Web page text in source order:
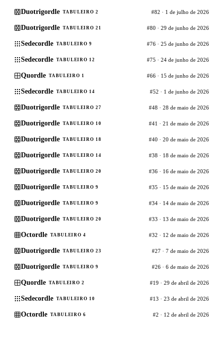
Duotrigordle TABULEIRO 2 #82 · 1 de julho de 2026
Duotrigordle TABULEIRO 21 #80 · 29 de junho de 2026
Sedecordle TABULEIRO 9 #76 · 25 de junho de 2026
Sedecordle TABULEIRO 12 #75 · 24 de junho de 2026
Quordle TABULEIRO 1 #66 · 15 de junho de 2026
Sedecordle TABULEIRO 14 #52 · 1 de junho de 2026
Duotrigordle TABULEIRO 27 #48 · 28 de maio de 2026
Duotrigordle TABULEIRO 10 #41 · 21 de maio de 2026
Duotrigordle TABULEIRO 18 #40 · 20 de maio de 2026
Duotrigordle TABULEIRO 14 #38 · 18 de maio de 2026
Duotrigordle TABULEIRO 20 #36 · 16 de maio de 2026
Duotrigordle TABULEIRO 9 #35 · 15 de maio de 2026
Duotrigordle TABULEIRO 9 #34 · 14 de maio de 2026
Duotrigordle TABULEIRO 20 #33 · 13 de maio de 2026
Octordle TABULEIRO 4 #32 · 12 de maio de 2026
Duotrigordle TABULEIRO 23 #27 · 7 de maio de 2026
Duotrigordle TABULEIRO 9 #26 · 6 de maio de 2026
Quordle TABULEIRO 2 #19 · 29 de abril de 2026
Sedecordle TABULEIRO 10 #13 · 23 de abril de 2026
Octordle TABULEIRO 6 #2 · 12 de abril de 2026